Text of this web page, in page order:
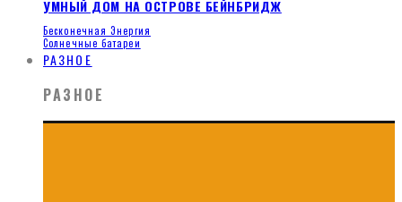
УМНЫЙ ДОМ НА ОСТРОВЕ БЕЙНБРИДЖ
Бесконечная Энергия
Солнечные батареи
РАЗНОЕ
РАЗНОЕ